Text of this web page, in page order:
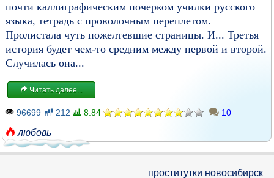
почти каллиграфическим почерком училки русского
языка, тетрадь с проволочным переплетом.
Пролистала чуть пожелтевшие страницы. И... Третья
история будет чем-то средним между первой и второй.
Случилась она...
Читать далее...
96699 212 8.84 10
любовь
проститутки новосибирск